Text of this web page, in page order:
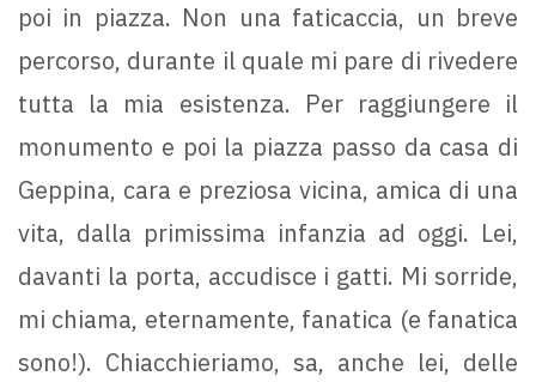
poi in piazza. Non una faticaccia, un breve
percorso, durante il quale mi pare di rivedere
tutta la mia esistenza. Per raggiungere il
monumento e poi la piazza passo da casa di
Geppina, cara e preziosa vicina, amica di una
vita, dalla primissima infanzia ad oggi. Lei,
davanti la porta, accudisce i gatti. Mi sorride,
mi chiama, eternamente, fanatica (e fanatica
sono!). Chiacchieriamo, sa, anche lei, delle